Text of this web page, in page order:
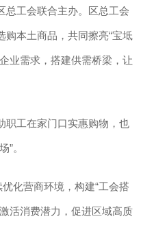
工会联合主办。区总工会
本土商品，共同擦亮“宝坻
业需求，搭建供需桥梁，让
工在家门口实惠购物，也
。
化营商环境，构建“工会搭
活消费潜力，促进区域高质